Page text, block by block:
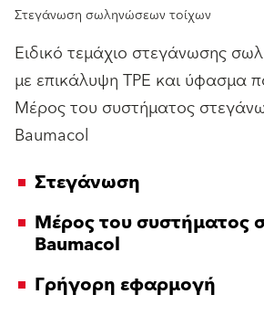
Στεγάνωση σωληνώσεων τοίχων
Ειδικό τεμάχιο στεγάνωσης
με επικάλυψη TPE και ύφασμα
Μέρος του συστήματος
Baumacol
Στεγάνωση
Μέρος του συστήματος
Baumacol
Γρήγορη εφαρμογή